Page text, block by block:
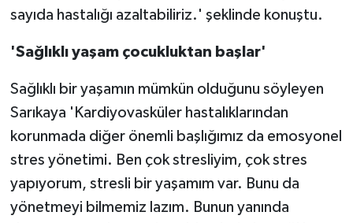
sayıda hastalığı azaltabiliriz.' şeklinde konuştu.
'Sağlıklı yaşam çocukluktan başlar'
Sağlıklı bir yaşamın mümkün olduğunu söyleyen
Sarıkaya 'Kardiyovasküler hastalıklarından
korunmada diğer önemli başlığımız da emosyonel
stres yönetimi. Ben çok stresliyim, çok stres
yapıyorum, stresli bir yaşamım var. Bunu da
yönetmeyi bilmemiz lazım. Bunun yanında